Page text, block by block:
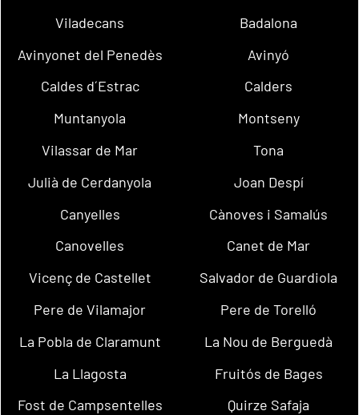
Viladecans
Badalona
Avinyonet del Penedès
Avinyó
Caldes d´Estrac
Calders
Muntanyola
Montseny
Vilassar de Mar
Tona
Julià de Cerdanyola
Joan Despí
Canyelles
Cànoves i Samalús
Canovelles
Canet de Mar
Vicenç de Castellet
Salvador de Guardiola
Pere de Vilamajor
Pere de Torelló
La Pobla de Claramunt
La Nou de Berguedà
La Llagosta
Fruitós de Bages
Fost de Campsentelles
Quirze Safaja